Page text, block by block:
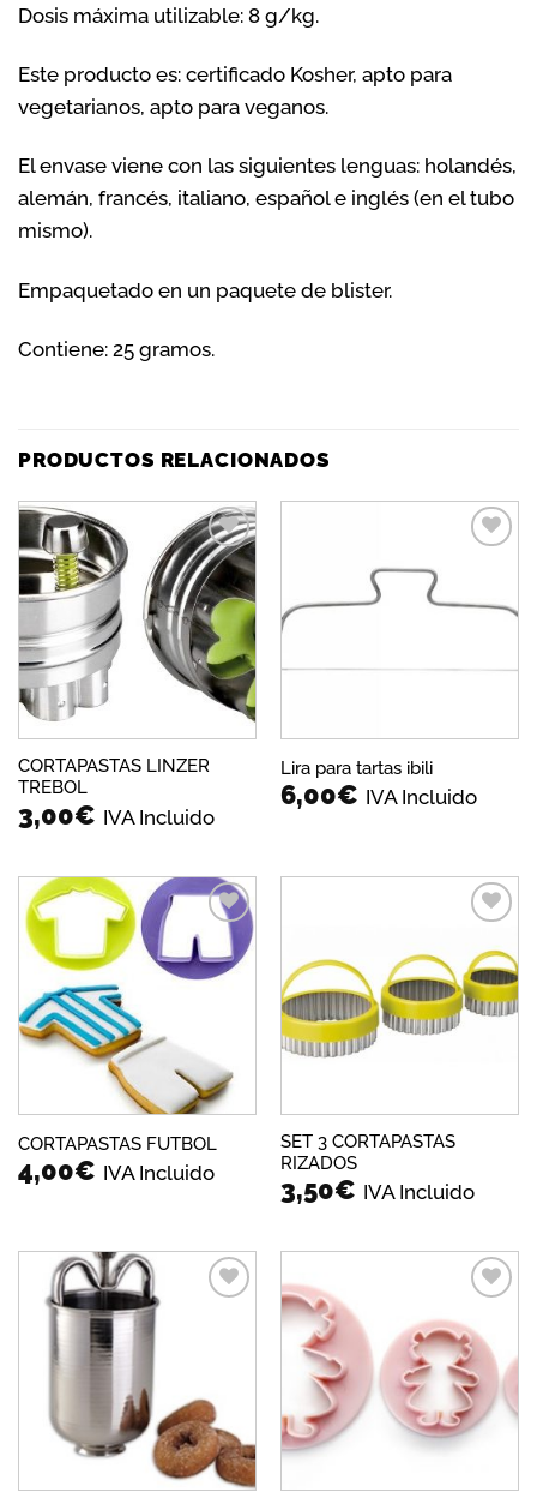
Dosis máxima utilizable: 8 g/kg.
Este producto es: certificado Kosher, apto para
vegetarianos, apto para veganos.
El envase viene con las siguientes lenguas: holandés,
alemán, francés, italiano, español e inglés (en el tubo
mismo).
Empaquetado en un paquete de blister.
Contiene: 25 gramos.
PRODUCTOS RELACIONADOS
Añadir
a la
lista de
deseos
CORTAPASTAS LINZER
TREBOL
3,00€ IVA Incluido
lista de
Lira para tartas ibili
6,00€ IVA Incluido
Añadir
a la
lista de
CORTAPASTAS FUTBOL
4,00€ IVA Incluido
a la
lista de
deseos
SET 3 CORTAPASTAS
RIZADOS
3,50€ IVA Incluido
a la
lista de
deseos